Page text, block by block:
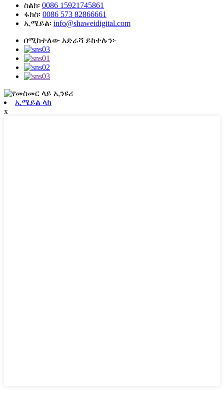
ስልክ፡ 0086 15921745861
ፋክስ፡ 0086 573 82866661
ኢሜይል፡ info@shaweidigital.com
በሚከተለው አድራሻ ይከተሉን፦
ኢሜይል ላክ
x